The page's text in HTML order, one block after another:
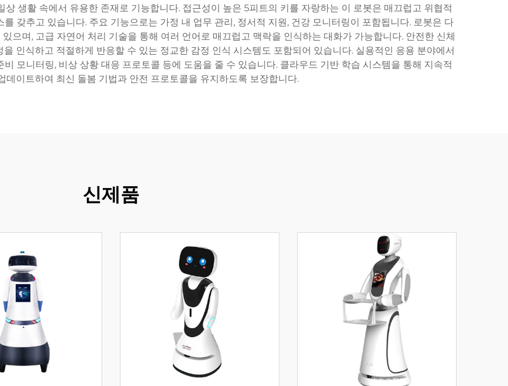
생활 속에서 유용한 존재로 기능합니다. 접근성이 높은 5피트의 키를 자랑하는 이 로봇은 매끄럽고 위협적
갖추고 있습니다. 주요 기능으로는 가정 내 업무 관리, 정서적 지원, 건강 모니터링이 포함됩니다. 로봇은 다
으며, 고급 자연어 처리 기술을 통해 여러 언어로 매끄럽고 맥락을 인식하는 대화가 가능합니다. 안전한 신체
인식하고 적절하게 반응할 수 있는 정교한 감정 인식 시스템도 포함되어 있습니다. 실용적인 응용 분야에서
모니터링, 비상 상황 대응 프로토콜 등에 도움을 줄 수 있습니다. 클라우드 기반 학습 시스템을 통해 지속적
데이트하여 최신 돌봄 기법과 안전 프로토콜을 유지하도록 보장합니다.
신제품